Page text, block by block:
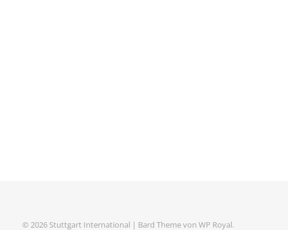
© 2026 Stuttgart International | Bard Theme von WP Royal.